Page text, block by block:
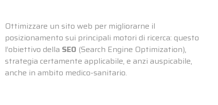
Ottimizzare un sito web per migliorarne il
posizionamento sui principali motori di ricerca: questo
l’obiettivo della SEO (Search Engine Optimization),
strategia certamente applicabile, e anzi auspicabile,
anche in ambito medico-sanitario.